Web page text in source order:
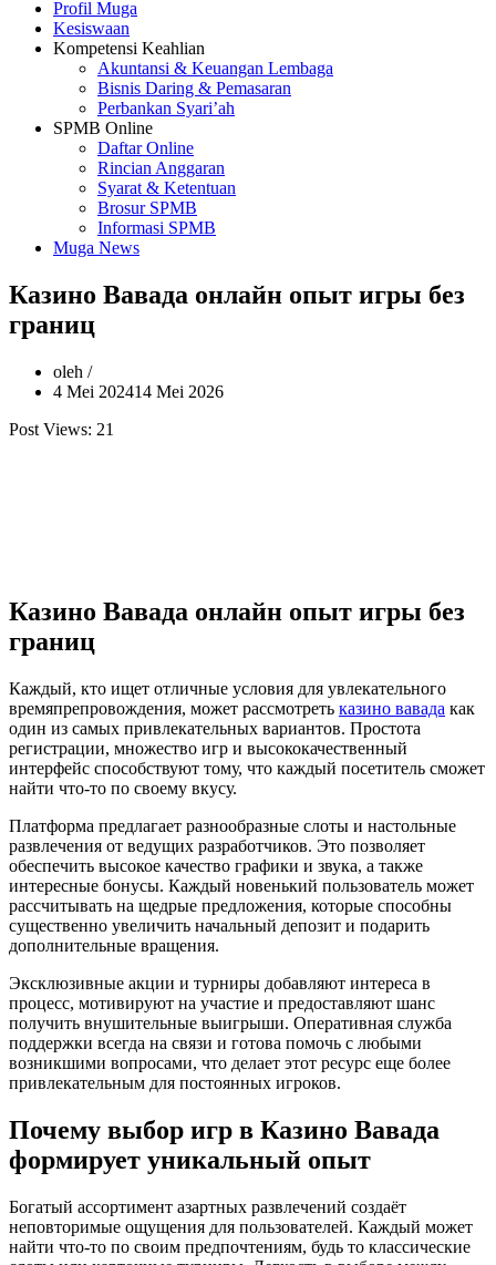
Profil Muga
Kesiswaan
Kompetensi Keahlian
Akuntansi & Keuangan Lembaga
Bisnis Daring & Pemasaran
Perbankan Syari’ah
SPMB Online
Daftar Online
Rincian Anggaran
Syarat & Ketentuan
Brosur SPMB
Informasi SPMB
Muga News
Казино Вавада онлайн опыт игры без
границ
oleh
4 Mei 202414 Mei 2026
Post Views: 21
Казино Вавада онлайн опыт игры без
границ
Каждый, кто ищет отличные условия для увлекательного
времяпрепровождения, может рассмотреть казино вавада как
один из самых привлекательных вариантов. Простота
регистрации, множество игр и высококачественный
интерфейс способствуют тому, что каждый посетитель сможет
найти что-то по своему вкусу.
Платформа предлагает разнообразные слоты и настольные
развлечения от ведущих разработчиков. Это позволяет
обеспечить высокое качество графики и звука, а также
интересные бонусы. Каждый новенький пользователь может
рассчитывать на щедрые предложения, которые способны
существенно увеличить начальный депозит и подарить
дополнительные вращения.
Эксклюзивные акции и турниры добавляют интереса в
процесс, мотивируют на участие и предоставляют шанс
получить внушительные выигрыши. Оперативная служба
поддержки всегда на связи и готова помочь с любыми
возникшими вопросами, что делает этот ресурс еще более
привлекательным для постоянных игроков.
Почему выбор игр в Казино Вавада
формирует уникальный опыт
Богатый ассортимент азартных развлечений создаёт
неповторимые ощущения для пользователей. Каждый может
найти что-то по своим предпочтениям, будь то классические